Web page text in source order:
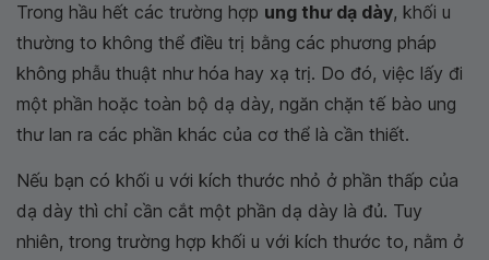
Trong hầu hết các trường hợp ung thư dạ dày, khối u
thường to không thể điều trị bằng các phương pháp
không phẫu thuật như hóa hay xạ trị. Do đó, việc lấy đi
một phần hoặc toàn bộ dạ dày, ngăn chặn tế bào ung
thư lan ra các phần khác của cơ thể là cần thiết.
Nếu bạn có khối u với kích thước nhỏ ở phần thấp của
dạ dày thì chỉ cần cắt một phần dạ dày là đủ. Tuy
nhiên, trong trường hợp khối u với kích thước to, nằm ở